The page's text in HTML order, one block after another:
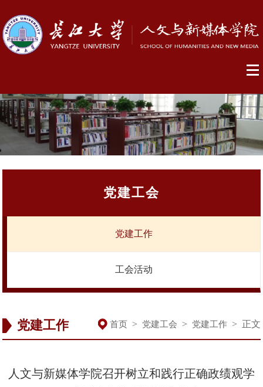
党建工会
党建工作
工会活动
党建工作 首页 > 党建工会 > 党建工作 > 正文
人文与新媒体学院召开树立和践行正确政绩观学